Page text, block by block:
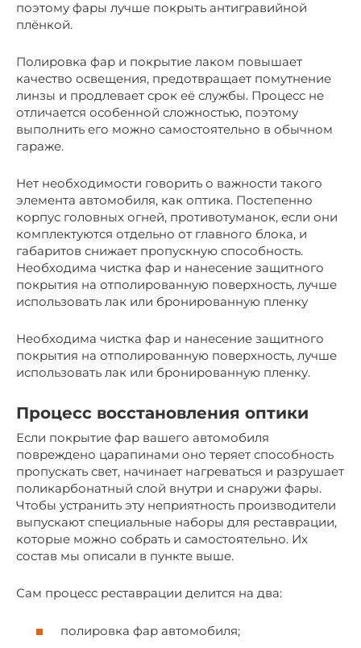
поэтому фары лучше покрыть антигравийной
плёнкой.
Полировка фар и покрытие лаком повышает
качество освещения, предотвращает помутнение
линзы и продлевает срок её службы. Процесс не
отличается особенной сложностью, поэтому
выполнить его можно самостоятельно в обычном
гараже.
Нет необходимости говорить о важности такого
элемента автомобиля, как оптика. Постепенно
корпус головных огней, противотуманок, если они
комплектуются отдельно от главного блока, и
габаритов снижает пропускную способность.
Необходима чистка фар и нанесение защитного
покрытия на отполированную поверхность, лучше
использовать лак или бронированную пленку
Необходима чистка фар и нанесение защитного
покрытия на отполированную поверхность, лучше
использовать лак или бронированную пленку.
Процесс восстановления оптики
Если покрытие фар вашего автомобиля
повреждено царапинами оно теряет способность
пропускать свет, начинает нагреваться и разрушает
поликарбонатный слой внутри и снаружи фары.
Чтобы устранить эту неприятность производители
выпускают специальные наборы для реставрации,
которые можно собрать и самостоятельно. Их
состав мы описали в пункте выше.
Сам процесс реставрации делится на два:
полировка фар автомобиля;